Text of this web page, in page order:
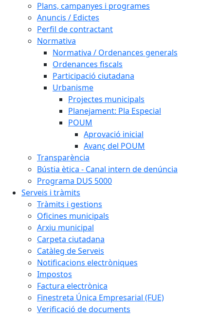
Plans, campanyes i programes
Anuncis / Edictes
Perfil de contractant
Normativa
Normativa / Ordenances generals
Ordenances fiscals
Participació ciutadana
Urbanisme
Projectes municipals
Planejament: Pla Especial
POUM
Aprovació inicial
Avanç del POUM
Transparència
Bústia ètica - Canal intern de denúncia
Programa DUS 5000
Serveis i tràmits
Tràmits i gestions
Oficines municipals
Arxiu municipal
Carpeta ciutadana
Catàleg de Serveis
Notificacions electròniques
Impostos
Factura electrònica
Finestreta Única Empresarial (FUE)
Verificació de documents